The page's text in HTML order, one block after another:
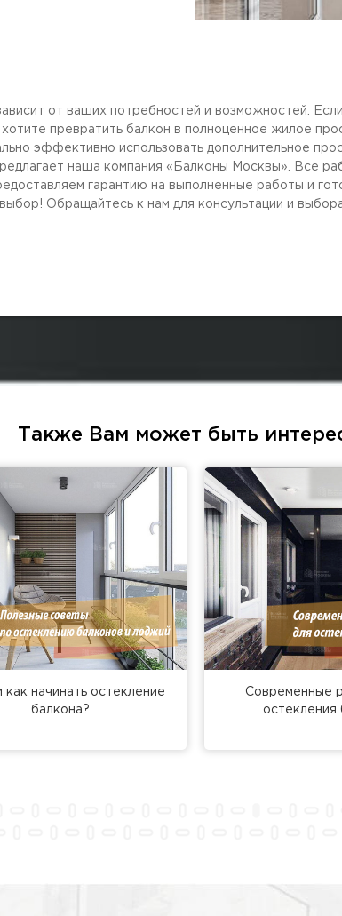
от ваших потребностей и возможностей.
превратить балкон в полноценное жилое
эффективно использовать дополнительное
наша компания «Балконы Москвы». Все
гарантию на выполненные работы и
Обращайтесь к нам для консультации и
Также Вам может быть
как начинать остекление
балкона?
Современные
остекления